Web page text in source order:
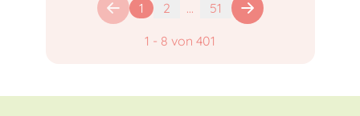
1 2 ... 51
1 - 8 von 401